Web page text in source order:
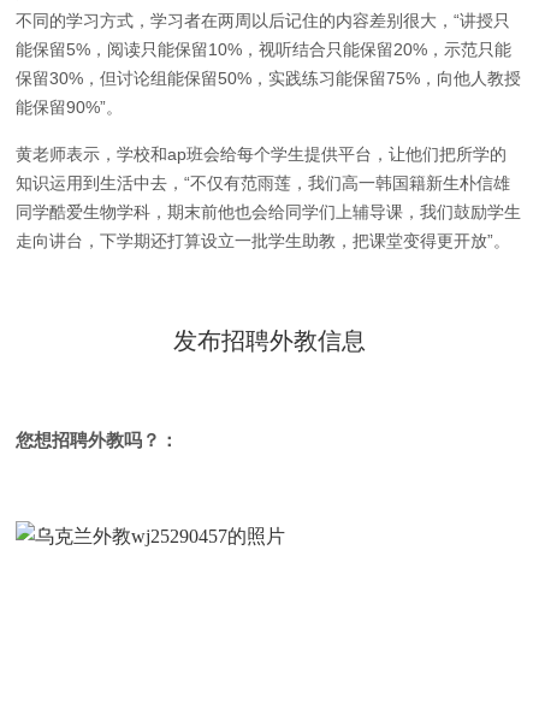
不同的学习方式，学习者在两周以后记住的内容差别很大，“讲授只
能保留5%，阅读只能保留10%，视听结合只能保留20%，示范只能
保留30%，但讨论组能保留50%，实践练习能保留75%，向他人教授
能保留90%”。
黄老师表示，学校和ap班会给每个学生提供平台，让他们把所学的
知识运用到生活中去，“不仅有范雨莲，我们高一韩国籍新生朴信雄
同学酷爱生物学科，期末前他也会给同学们上辅导课，我们鼓励学生
走向讲台，下学期还打算设立一批学生助教，把课堂变得更开放”。
发布招聘外教信息
您想招聘外教吗？：